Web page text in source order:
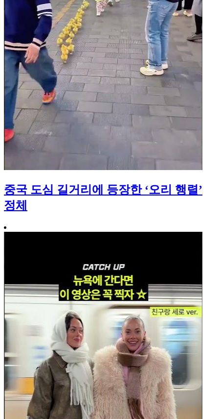
중국 도심 길거리에 등장한 ‘오리 행렬’
정체